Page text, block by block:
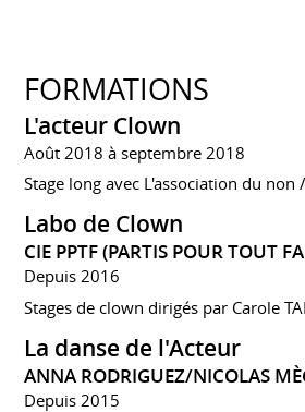
FORMATIONS
L'acteur Clown
Août 2018 à septembre 2018
Stage long avec L'association du non
Labo de Clown
CIE PPTF (PARTIS POUR TOUT
Depuis 2016
Stages de clown dirigés par Carole
La danse de l'Acteur
ANNA RODRIGUEZ/NICOLAS
Depuis 2015